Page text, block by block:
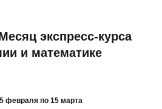
экспресс-курса
и математике
февраля по 15 марта